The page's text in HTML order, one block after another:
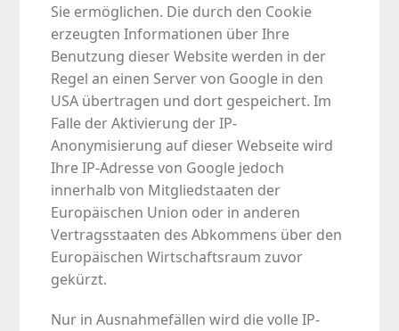
Sie ermöglichen. Die durch den Cookie
erzeugten Informationen über Ihre
Benutzung dieser Website werden in der
Regel an einen Server von Google in den
USA übertragen und dort gespeichert. Im
Falle der Aktivierung der IP-
Anonymisierung auf dieser Webseite wird
Ihre IP-Adresse von Google jedoch
innerhalb von Mitgliedstaaten der
Europäischen Union oder in anderen
Vertragsstaaten des Abkommens über den
Europäischen Wirtschaftsraum zuvor
gekürzt.
Nur in Ausnahmefällen wird die volle IP-